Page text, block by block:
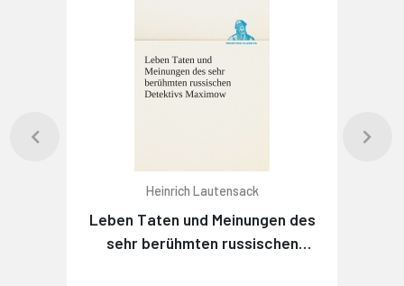
Heinrich Lautensack
Leben Taten und Meinungen des
sehr berühmten russischen